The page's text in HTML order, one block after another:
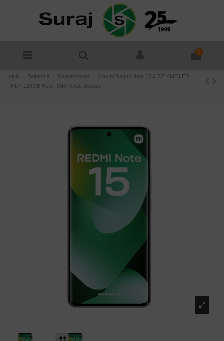
0
Inicio Telefonía Smartphones
Xiaomi Redmi Note 15 6.77" AMOLED
FHD+ 128GB 6GB RAM Verde Bosque